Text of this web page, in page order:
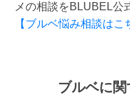
メの相談をBLUBEL
【ブルベ悩み相談は
ブルベに